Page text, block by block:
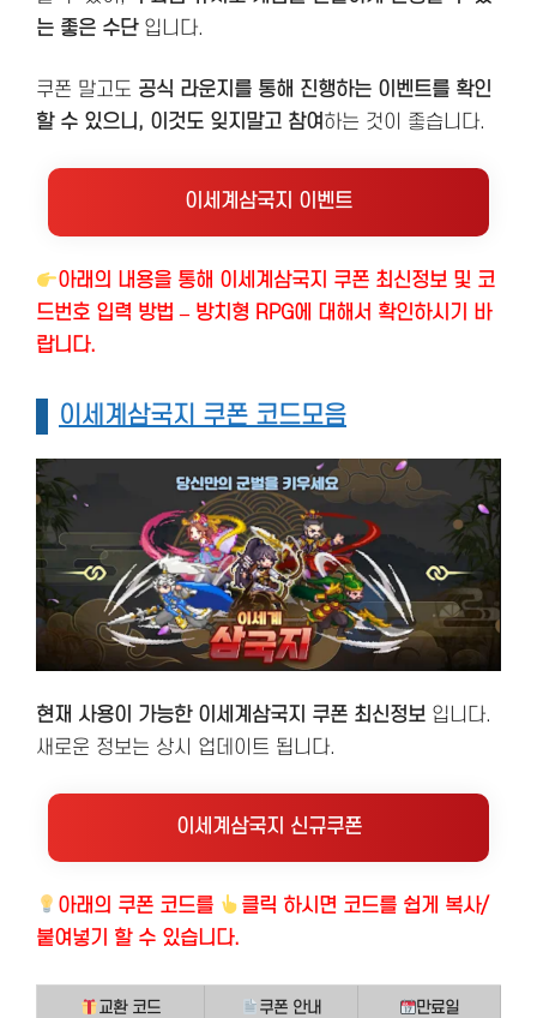
는 좋은 수단입니다.
쿠폰 말고도 공식 라운지를 통해 진행하는 이벤트를 확인
할 수 있으니, 이것도 잊지말고 참여하는 것이 좋습니다.
이세계삼국지 이벤트
아래의 내용을 통해 이세계삼국지 쿠폰 최신정보 및 코
드번호 입력 방법 – 방치형 RPG에 대해서 확인하시기 바
랍니다.
이세계삼국지 쿠폰 코드모음
현재 사용이 가능한 이세계삼국지 쿠폰 최신정보 입니다.
새로운 정보는 상시 업데이트 됩니다.
이세계삼국지 신규쿠폰
아래의 쿠폰 코드를
클릭 하시면 코드를 쉽게 복사/
붙여넣기 할 수 있습니다.
교환 코드 쿠폰 안내 만료일